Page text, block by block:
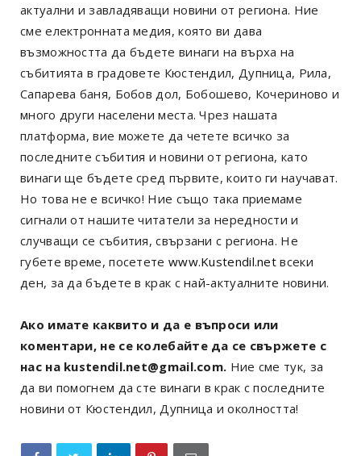
актуални и завладяващи новини от региона. Ние
сме електронната медия, която ви дава
възможността да бъдете винаги на върха на
събитията в градовете Кюстендил, Дупница, Рила,
Сапарева баня, Бобов дол, Бобошево, Кочериново и
много други населени места. Чрез нашата
платформа, вие можете да четете всичко за
последните събития и новини от региона, като
винаги ще бъдете сред първите, които ги научават.
Но това не е всичко! Ние също така приемаме
сигнали от нашите читатели за нередности и
случващи се събития, свързани с региона. Не
губете време, посетете www.Kustendil.net всеки
ден, за да бъдете в крак с най-актуалните новини.
Ако имате каквито и да е въпроси или
коментари, не се колебайте да се свържете с
нас на kustendil.net@gmail.com. Ние сме тук, за
да ви помогнем да сте винаги в крак с последните
новини от Кюстендил, Дупница и околността!